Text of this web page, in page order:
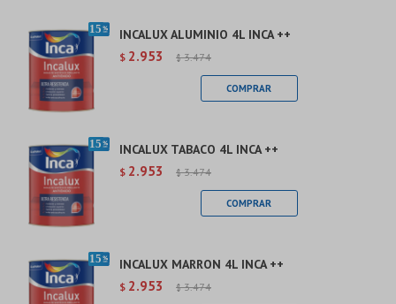
INCALUX ALUMINIO 4L INCA ++
$ 2.953 $ 3.474
INCALUX TABACO 4L INCA ++
$ 2.953 $ 3.474
INCALUX MARRON 4L INCA ++
$ 2.953 $ 3.474